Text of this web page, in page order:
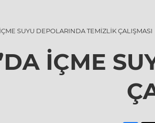
SUYU DEPOLARINDA TEMİZLİK ÇALIŞMASI
İÇME